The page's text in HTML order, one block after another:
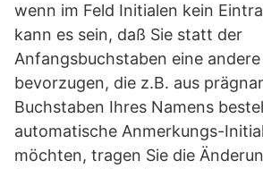
wenn im Feld Initialen kein
kann es sein, daß Sie statt der
Anfangsbuchstaben eine
bevorzugen, die z.B. aus
Buchstaben Ihres Namens
automatische Anmerkungs-
möchten, tragen Sie die